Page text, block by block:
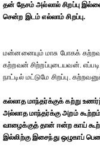
தன் தேசம் அல்லால் சிறப்பு
சென்ற இடம் எல்லாம் சிறப்பு.
மன்னனையும் மாசு போகக்
கற்றவன் சிற்றப்புடையவன்.
நாட்டில் மட்டுமே சிறப்பு.
கல்லாத மாந்தர்க்குக் கற்று
அல்லாத மாந்தர்க்கு அறம்
வாழைக்குத் தான் ஈன்ற காய்
இல்லிற்கு இசைந்து ஒழுகாப்